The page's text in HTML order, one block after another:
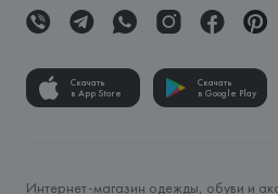
Скачать
в App Store
Скачать
в Google Play
Интернет-магазин одежды, обуви и